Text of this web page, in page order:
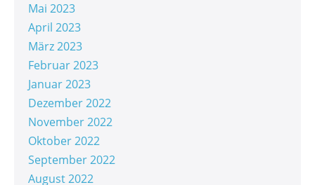
Mai 2023
April 2023
März 2023
Februar 2023
Januar 2023
Dezember 2022
November 2022
Oktober 2022
September 2022
August 2022